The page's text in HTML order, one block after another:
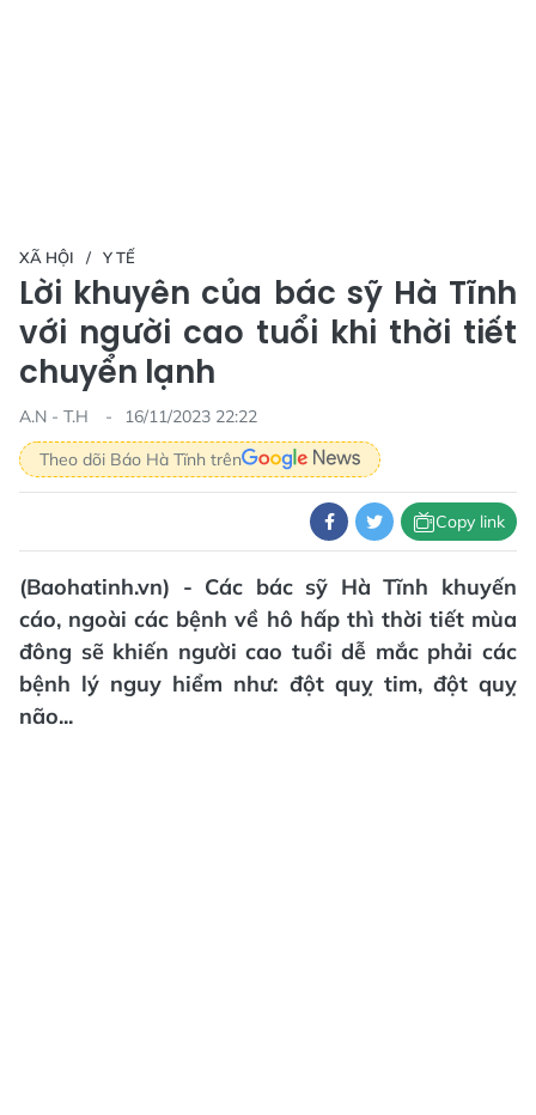
XÃ HỘI Y TẾ
Lời khuyên của bác sỹ Hà Tĩnh
với người cao tuổi khi thời tiết
chuyển lạnh
A.N - T.H
16/11/2023 22:22
Theo dõi Báo Hà Tĩnh trên
Copy link
(Baohatinh.vn) - Các bác sỹ Hà Tĩnh khuyến
cáo, ngoài các bệnh về hô hấp thì thời tiết mùa
đông sẽ khiến người cao tuổi dễ mắc phải các
bệnh lý nguy hiểm như: đột quỵ tim, đột quỵ
não...